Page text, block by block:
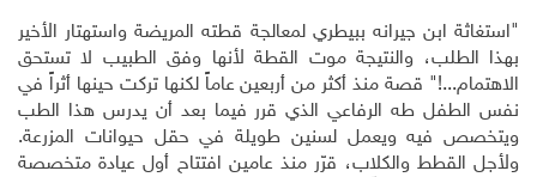
"استغاثة ابن جيرانه ببيطري لمعالجة قطته المريضة واستهتار الأخير
بهذا الطلب، والنتيجة موت القطة لأنها وفق الطبيب لا تستحق
الاهتمام...!" قصة منذ أكثر من أربعين عاماً لكنها تركت حينها أثراً في
نفس الطفل طه الرفاعي الذي قرر فيما بعد أن يدرس هذا الطب
ويتخصص فيه ويعمل لسنين طويلة في حقل حيوانات المزرعة.
ولأجل القطط والكلاب، قرّر منذ عامين افتتاح أول عيادة متخصصة